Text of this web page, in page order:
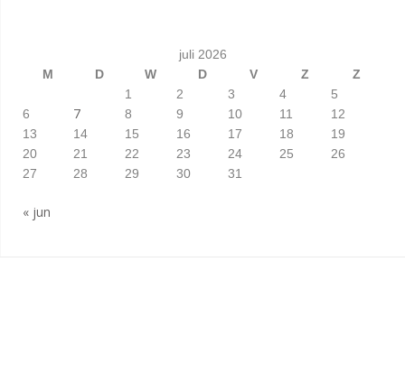
juli 2026
M
D W D V Z
Z
1
2 3 4
5
6
7 8 9 10 11
12
13
14 15 16 17 18
19
20
21 22 23 24 25
26
27
28 29 30 31
« jun